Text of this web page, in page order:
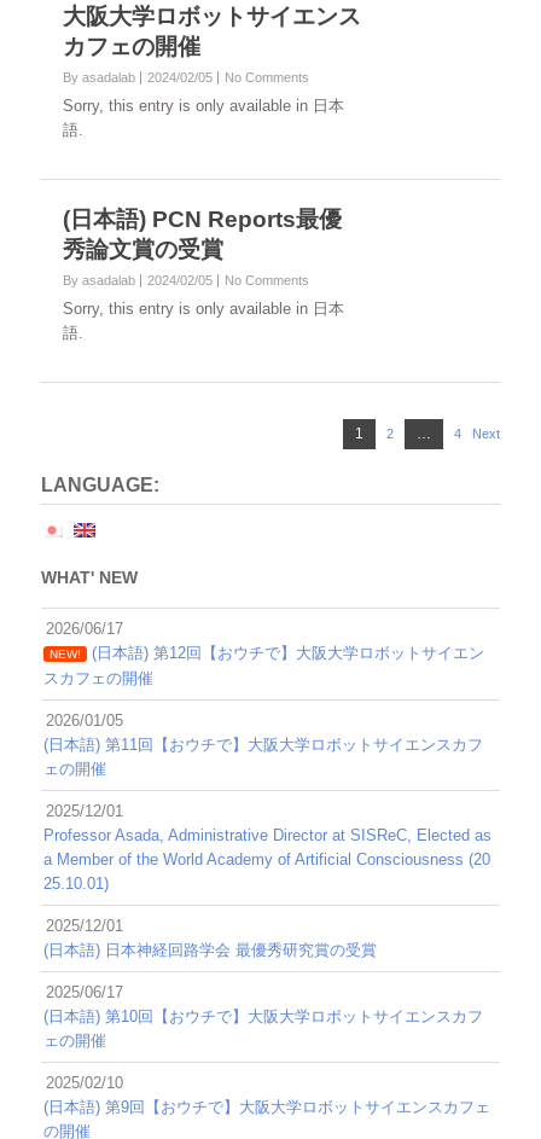
大阪大学ロボットサイエンス
カフェの開催
By asadalab 2024/02/05 No Comments
Sorry, this entry is only available in 日本
語.
(日本語) PCN Reports最優
秀論文賞の受賞
By asadalab 2024/02/05 No Comments
Sorry, this entry is only available in 日本
語.
Page
1 Page
2 … Page
4 Next
LANGUAGE:
WHAT' NEW
2026/06/17
NEW!
(日本語) 第12回【おウチで】大阪大学ロボットサイエン
スカフェの開催
2026/01/05
(日本語) 第11回【おウチで】大阪大学ロボットサイエンスカフ
ェの開催
2025/12/01
Professor Asada, Administrative Director at SISReC, Elected as
a Member of the World Academy of Artificial Consciousness (20
25.10.01)
2025/12/01
(日本語) 日本神経回路学会 最優秀研究賞の受賞
2025/06/17
(日本語) 第10回【おウチで】大阪大学ロボットサイエンスカフ
ェの開催
2025/02/10
(日本語) 第9回【おウチで】大阪大学ロボットサイエンスカフェ
の開催